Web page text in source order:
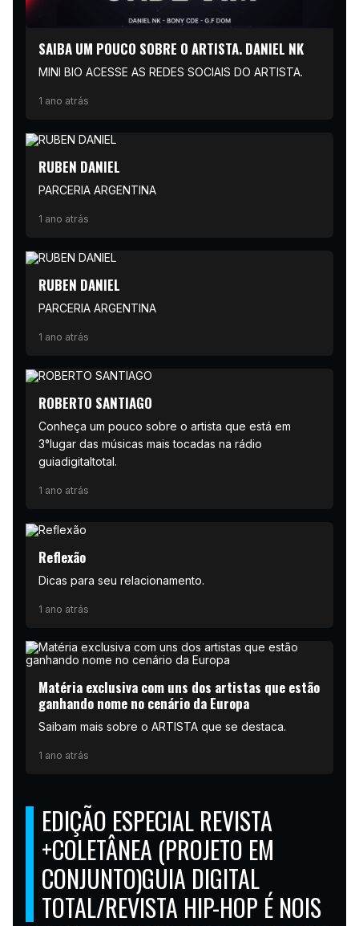
SAIBA UM POUCO SOBRE O ARTISTA. DANIEL NK
MINI BIO ACESSE AS REDES SOCIAIS DO ARTISTA.
1 ano atrás
RUBEN DANIEL
PARCERIA ARGENTINA
1 ano atrás
RUBEN DANIEL
PARCERIA ARGENTINA
1 ano atrás
ROBERTO SANTIAGO
Conheça um pouco sobre o artista que está em
3°lugar das músicas mais tocadas na rádio
guiadigitaltotal.
1 ano atrás
Reflexão
Dicas para seu relacionamento.
1 ano atrás
Matéria exclusiva com uns dos artistas que estão
ganhando nome no cenário da Europa
Saibam mais sobre o ARTISTA que se destaca.
1 ano atrás
EDIÇÃO ESPECIAL REVISTA
+COLETÂNEA (PROJETO EM
CONJUNTO)GUIA DIGITAL
TOTAL/REVISTA HIP-HOP É NOIS